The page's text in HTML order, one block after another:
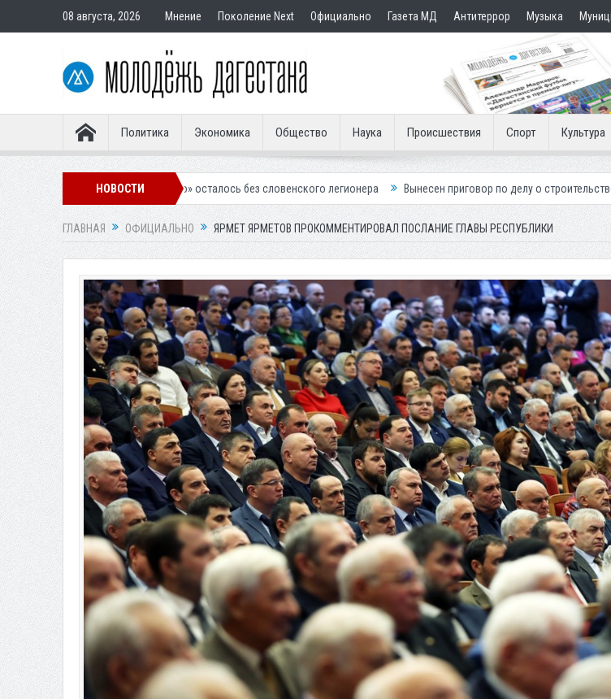
08 августа, 2026 Мнение Поколение Next Официально Газета МД Антитеррор Музыка
Политика Экономика Общество Наука Происшествия Спорт Культура
НОВОСТИ
«Динамо» осталось без словенского легионера Вынесен приговор по делу о строительстве гостиницы у
ГЛАВНАЯ ОФИЦИАЛЬНО ЯРМЕТ ЯРМЕТОВ ПРОКОММЕНТИРОВАЛ ПОСЛАНИЕ ГЛАВЫ РЕСПУБЛИКИ